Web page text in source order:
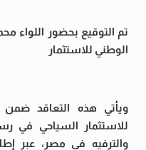
تم التوقيع بحضور اللواء
الوطني للاستثمار
ويأتي هذه التعاقد
للاستثمار السياحي في
والترفيه في مصر، عبر